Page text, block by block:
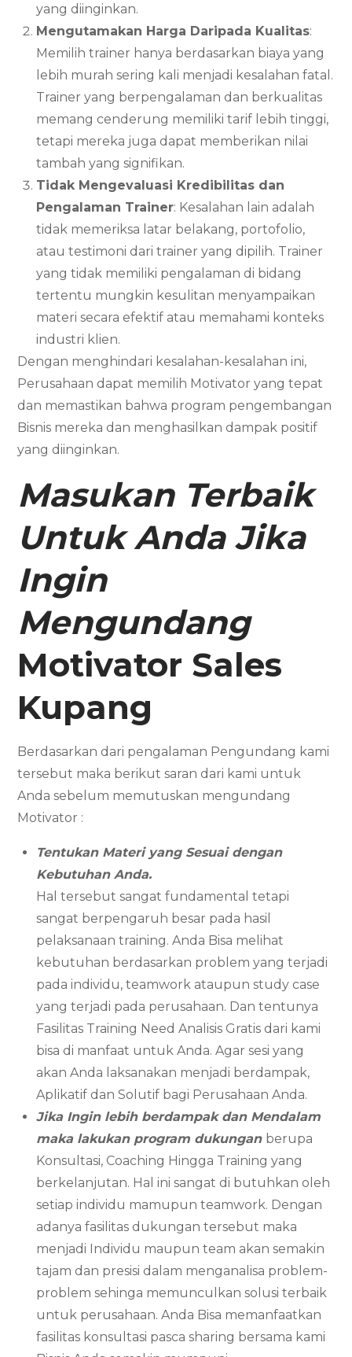
yang diinginkan.
Mengutamakan Harga Daripada Kualitas:
Memilih trainer hanya berdasarkan biaya yang
lebih murah sering kali menjadi kesalahan fatal.
Trainer yang berpengalaman dan berkualitas
memang cenderung memiliki tarif lebih tinggi,
tetapi mereka juga dapat memberikan nilai
tambah yang signifikan.
Tidak Mengevaluasi Kredibilitas dan
Pengalaman Trainer: Kesalahan lain adalah
tidak memeriksa latar belakang, portofolio,
atau testimoni dari trainer yang dipilih. Trainer
yang tidak memiliki pengalaman di bidang
tertentu mungkin kesulitan menyampaikan
materi secara efektif atau memahami konteks
industri klien.
Dengan menghindari kesalahan-kesalahan ini,
Perusahaan dapat memilih Motivator yang tepat
dan memastikan bahwa program pengembangan
Bisnis mereka dan menghasilkan dampak positif
yang diinginkan.
Masukan Terbaik
Untuk Anda Jika
Ingin
Mengundang
Motivator Sales
Kupang
Berdasarkan dari pengalaman Pengundang kami
tersebut maka berikut saran dari kami untuk
Anda sebelum memutuskan mengundang
Motivator :
Tentukan Materi yang Sesuai dengan
Kebutuhan Anda.
Hal tersebut sangat fundamental tetapi
sangat berpengaruh besar pada hasil
pelaksanaan training. Anda Bisa melihat
kebutuhan berdasarkan problem yang terjadi
pada individu, teamwork ataupun study case
yang terjadi pada perusahaan. Dan tentunya
Fasilitas Training Need Analisis Gratis dari kami
bisa di manfaat untuk Anda. Agar sesi yang
akan Anda laksanakan menjadi berdampak,
Aplikatif dan Solutif bagi Perusahaan Anda.
Jika Ingin lebih berdampak dan Mendalam
maka lakukan program dukungan berupa
Konsultasi, Coaching Hingga Training yang
berkelanjutan. Hal ini sangat di butuhkan oleh
setiap individu mamupun teamwork. Dengan
adanya fasilitas dukungan tersebut maka
menjadi Individu maupun team akan semakin
tajam dan presisi dalam menganalisa problem-
problem sehinga memunculkan solusi terbaik
untuk perusahaan. Anda Bisa memanfaatkan
fasilitas konsultasi pasca sharing bersama kami